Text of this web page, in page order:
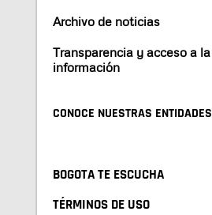
Archivo de noticias
Transparencia y acceso a la
información
CONOCE NUESTRAS ENTIDADES
BOGOTA TE ESCUCHA
TÉRMINOS DE USO